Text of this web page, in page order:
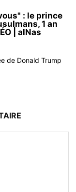
: le prince
1 an
| alNas
de Donald Trump